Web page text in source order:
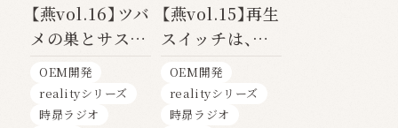
【燕vol.16】ツバ
メの巣とサステ
ナビリティ──
自然と共に生き
る未来
OEM開発
realityシリーズ
時昴ラジオ
【燕vol.15】再生
スイッチは、あ
なたの中にあ
る"──EGFが
目覚めさせる美
OEM開発
realityシリーズ
時昴ラジオ